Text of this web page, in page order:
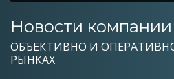
Новости компании
ОБЪЕКТИВНО И
РЫНКАХ